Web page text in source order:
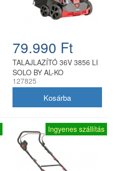
79.990 Ft
TALAJLAZÍTÓ 36V 3856 LI
SOLO BY AL-KO
127825
Ingyenes szállítás